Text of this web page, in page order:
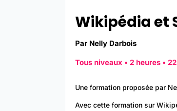
Wikipédia et
Par Nelly Darbois
Tous niveaux • 2 heures •
Une formation proposée par
Avec cette formation sur